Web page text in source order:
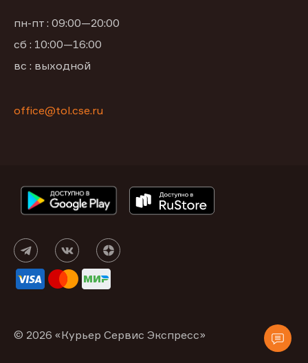
пн-пт : 09:00—20:00
сб : 10:00—16:00
вс : выходной
office@tol.cse.ru
© 2026 «Курьер Сервис Экспресс»